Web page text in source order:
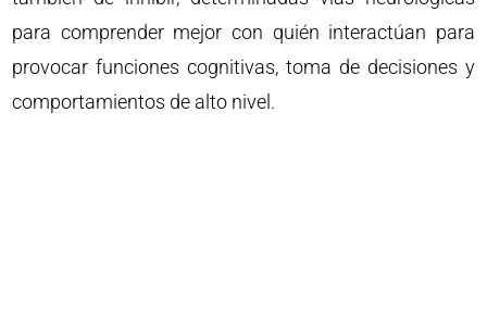
para comprender mejor con quién interactúan para
provocar funciones cognitivas, toma de decisiones y
comportamientos de alto nivel.